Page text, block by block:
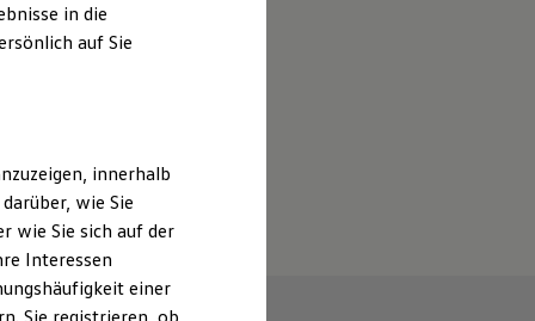
in die
auf Sie
innerhalb
wie Sie
wie Sie sich auf der
Interessen
einer
Sie registrieren, ob